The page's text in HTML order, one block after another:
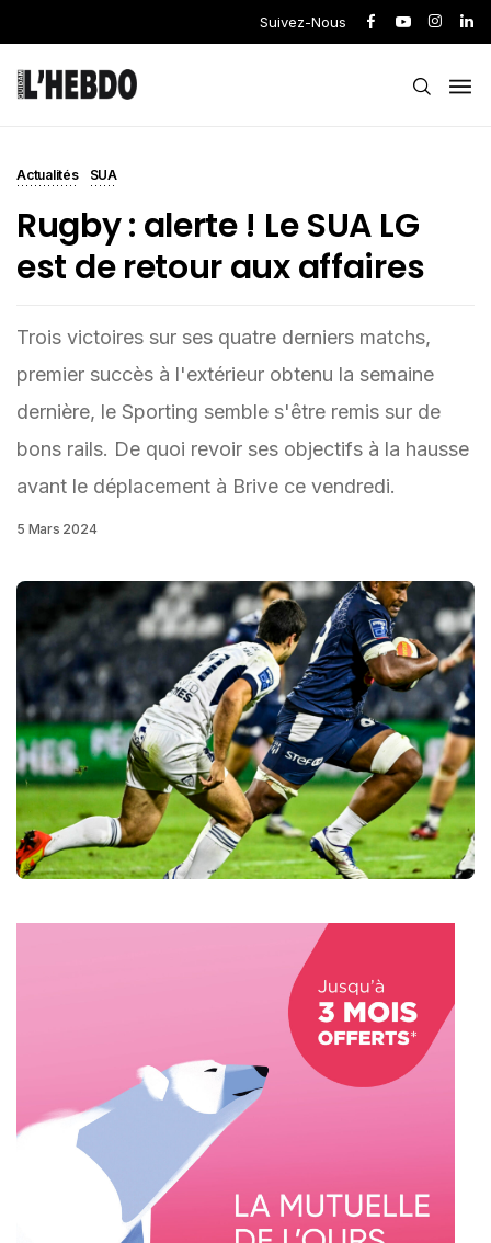
Suivez-Nous
Actualités SUA
Rugby : alerte ! Le SUA LG
est de retour aux affaires
Trois victoires sur ses quatre derniers matchs,
premier succès à l'extérieur obtenu la semaine
dernière, le Sporting semble s'être remis sur de
bons rails. De quoi revoir ses objectifs à la hausse
avant le déplacement à Brive ce vendredi.
5 Mars 2024